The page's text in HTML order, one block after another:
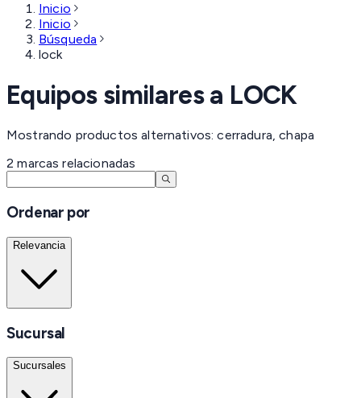
Inicio
Inicio
Búsqueda
lock
Equipos similares a LOCK
Mostrando productos alternativos: cerradura, chapa
2 marcas relacionadas
Ordenar por
Relevancia
Sucursal
Sucursales